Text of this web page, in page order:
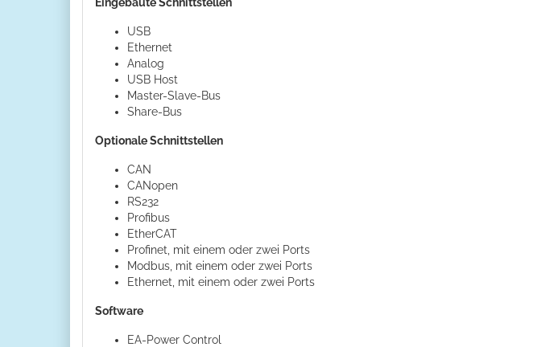
USB
Ethernet
Analog
USB Host
Master-Slave-Bus
Share-Bus
Optionale Schnittstellen
CAN
CANopen
RS232
Profibus
EtherCAT
Profinet, mit einem oder zwei Ports
Modbus, mit einem oder zwei Ports
Ethernet, mit einem oder zwei Ports
Software
EA-Power Control